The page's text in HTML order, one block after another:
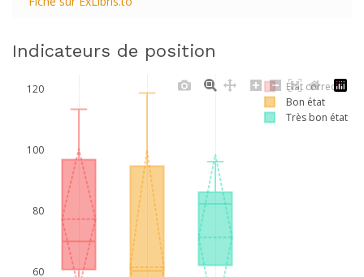
Indicateurs de position
60
80
100
120
Etat correct
Bon état
Très bon état